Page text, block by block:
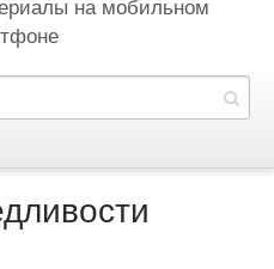
на мобильном